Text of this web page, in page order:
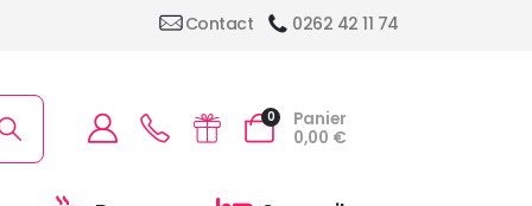
Contact 0262 42 11 74
0
Panier
0,00 €